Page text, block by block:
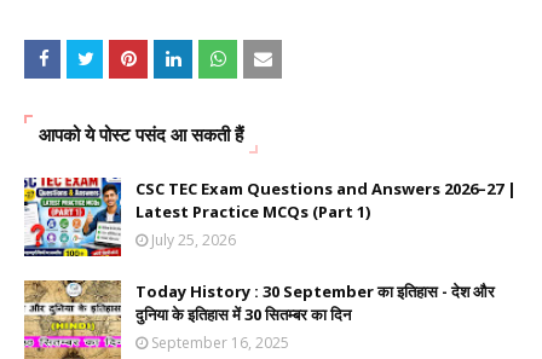
आपको ये पोस्ट पसंद आ सकती हैं
CSC TEC Exam Questions and Answers 2026–27 |
Latest Practice MCQs (Part 1)
July 25, 2026
Today History : 30 September का इतिहास - देश और
दुनिया के इतिहास में 30 सितम्बर का दिन
September 16, 2025